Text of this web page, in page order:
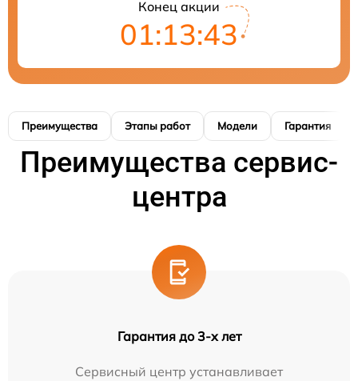
Конец акции
01:13:42
Преимущества Этапы работ Модели Гарантия
Преимущества сервис-
центра
Гарантия до 3-х лет
Сервисный центр устанавливает